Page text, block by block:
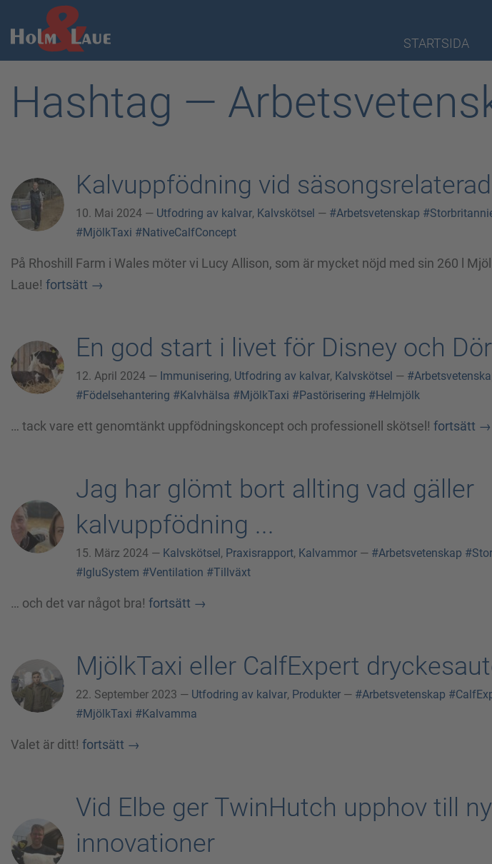
STARTSIDA
Hashtag —
Kalvuppfödning vid
10. Mai 2024 — Utfodring av kalvar, Kalvskötsel — #Arbetsvetenskap
#MjölkTaxi #NativeCalfConcept
På Rhoshill Farm i Wales möter vi Lucy Allison, som är mycket nöjd med sin 260 l
Laue! fortsätt →
En god start i livet för Disney och
12. April 2024 — Immunisering, Utfodring av kalvar, Kalvskötsel —
#Födelsehantering #Kalvhälsa #MjölkTaxi #Pastörisering #Helmjölk
… tack vare ett genomtänkt uppfödningskoncept och professionell skötsel! fortsätt →
Jag har glömt bort allting vad gäller
kalvuppfödning ...
15. März 2024 — Kalvskötsel, Praxisrapport, Kalvammor — #Arbetsvetenskap
#IgluSystem #Ventilation #Tillväxt
… och det var något bra! fortsätt →
MjölkTaxi eller CalfExpert
22. September 2023 — Utfodring av kalvar, Produkter — #Arbetsvetenskap
#MjölkTaxi #Kalvamma
Valet är ditt! fortsätt →
Vid Elbe ger TwinHutch upphov till
innovationer